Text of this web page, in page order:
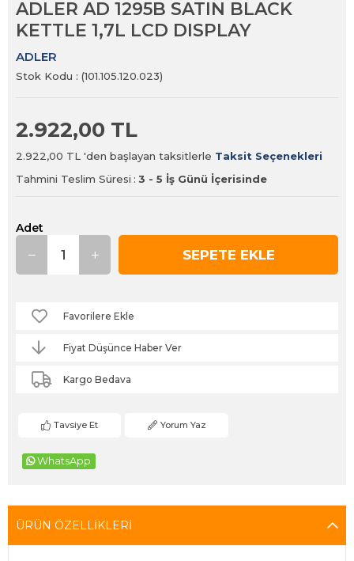
ADLER AD 1295B SATIN BLACK
KETTLE 1,7L LCD DISPLAY
ADLER
Stok Kodu (101.105.120.023)
2.922,00 TL
2.922,00 TL 'den başlayan taksitlerle Taksit Seçenekleri
Tahmini Teslim Süresi : 3 - 5 İş Günü İçerisinde
Adet
Favorilere Ekle
Fiyat Düşünce Haber Ver
Kargo Bedava
Tavsiye Et Yorum Yaz
WhatsApp
ÜRÜN ÖZELLIKLERI